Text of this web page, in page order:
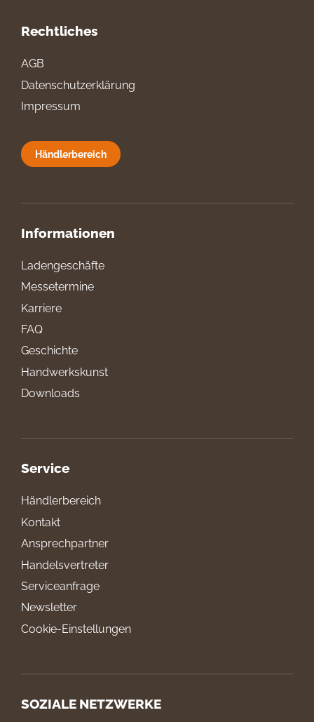
Rechtliches
AGB
Datenschutzerklärung
Impressum
Händlerbereich
Informationen
Ladengeschäfte
Messetermine
Karriere
FAQ
Geschichte
Handwerkskunst
Downloads
Service
Händlerbereich
Kontakt
Ansprechpartner
Handelsvertreter
Serviceanfrage
Newsletter
Cookie-Einstellungen
SOZIALE NETZWERKE